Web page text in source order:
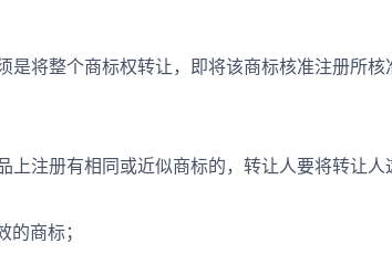
将整个商标权转让，即将该商标核准注册所核
注册有相同或近似商标的，转让人要将转让人
商标；